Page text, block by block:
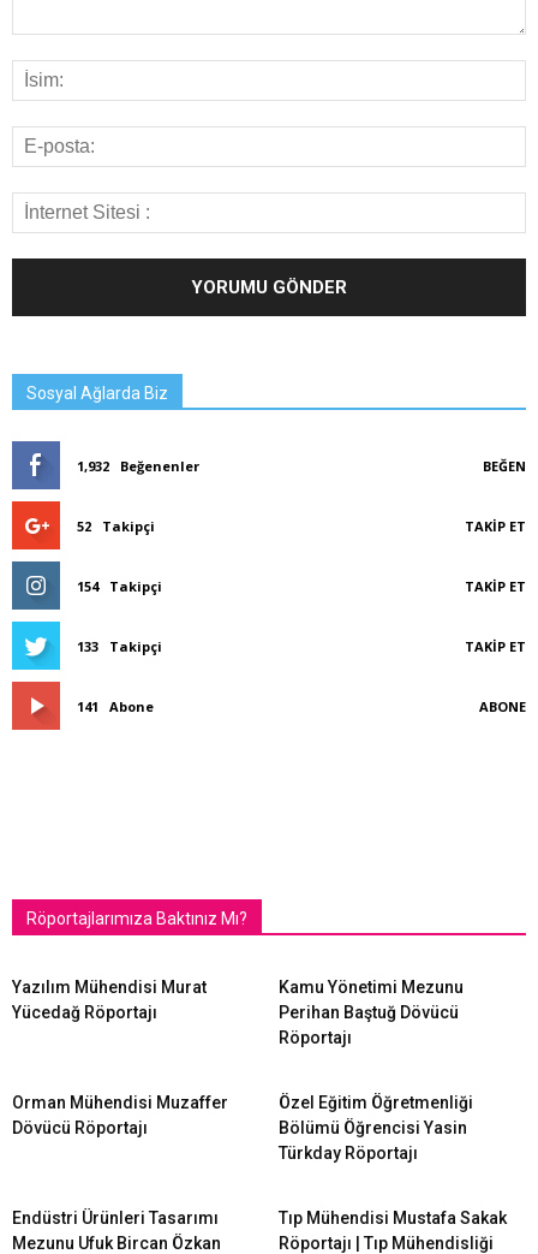
Sosyal Ağlarda Biz
1,932 Beğenenler BEĞEN
52 Takipçi TAKIP ET
154 Takipçi TAKIP ET
133 Takipçi TAKIP ET
141 Abone ABONE
Röportajlarımıza Baktınız Mı?
Yazılım Mühendisi Murat
Yücedağ Röportajı
Kamu Yönetimi Mezunu
Perihan Baştuğ Dövücü
Röportajı
Orman Mühendisi Muzaffer
Dövücü Röportajı
Özel Eğitim Öğretmenliği
Bölümü Öğrencisi Yasin
Türkday Röportajı
Endüstri Ürünleri Tasarımı
Mezunu Ufuk Bircan Özkan
Tıp Mühendisi Mustafa Sakak
Röportajı | Tıp Mühendisliği